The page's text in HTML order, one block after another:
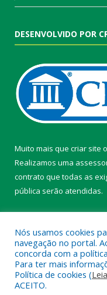
DESENVOLVIDO POR
Muito mais que criar site
Realizamos uma
contrato que todas as
pública serão atendidas.
Todos os direitos
Nós usamos cookies
navegação no portal.
concorda com a
Para ter mais
Política de cookies (
ACEITO.